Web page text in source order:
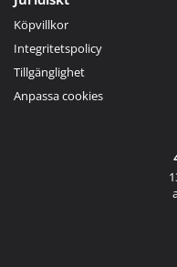
Köpvillkor
Integritetspolicy
Tillgänglighet
Anpassa cookies